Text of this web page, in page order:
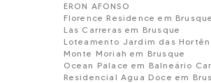
ERON AFONSO
Florence Residence em Brusque
Las Carreras em Brusque
Loteamento Jardim das
Monte Moriah em Brusque
Ocean Palace em Balneário
Residencial Agua Doce em